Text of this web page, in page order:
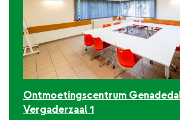
Ontmoetingscentrum
Vergaderzaal 1